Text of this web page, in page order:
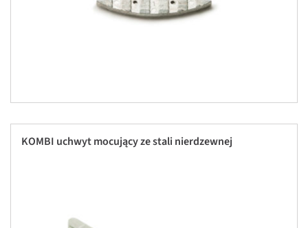
KOMBI uchwyt mocujący ze stali nierdzewnej